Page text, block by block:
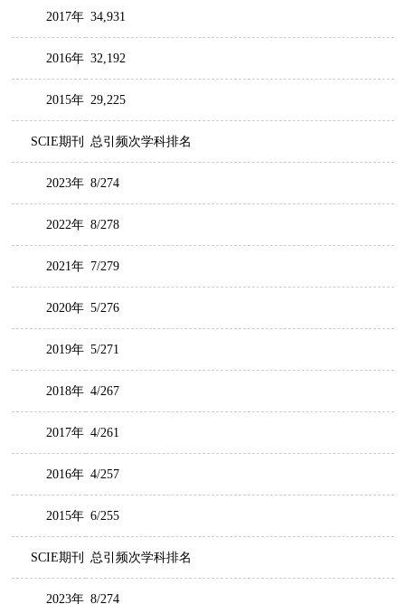
2017年 34,931
2016年 32,192
2015年 29,225
SCIE期刊 总引频次学科排名
2023年 8/274
2022年 8/278
2021年 7/279
2020年 5/276
2019年 5/271
2018年 4/267
2017年 4/261
2016年 4/257
2015年 6/255
SCIE期刊 总引频次学科排名
2023年 8/274